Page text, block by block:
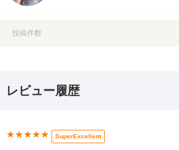
投稿件数
レビュー履歴
★★★★★ SuperExcellent